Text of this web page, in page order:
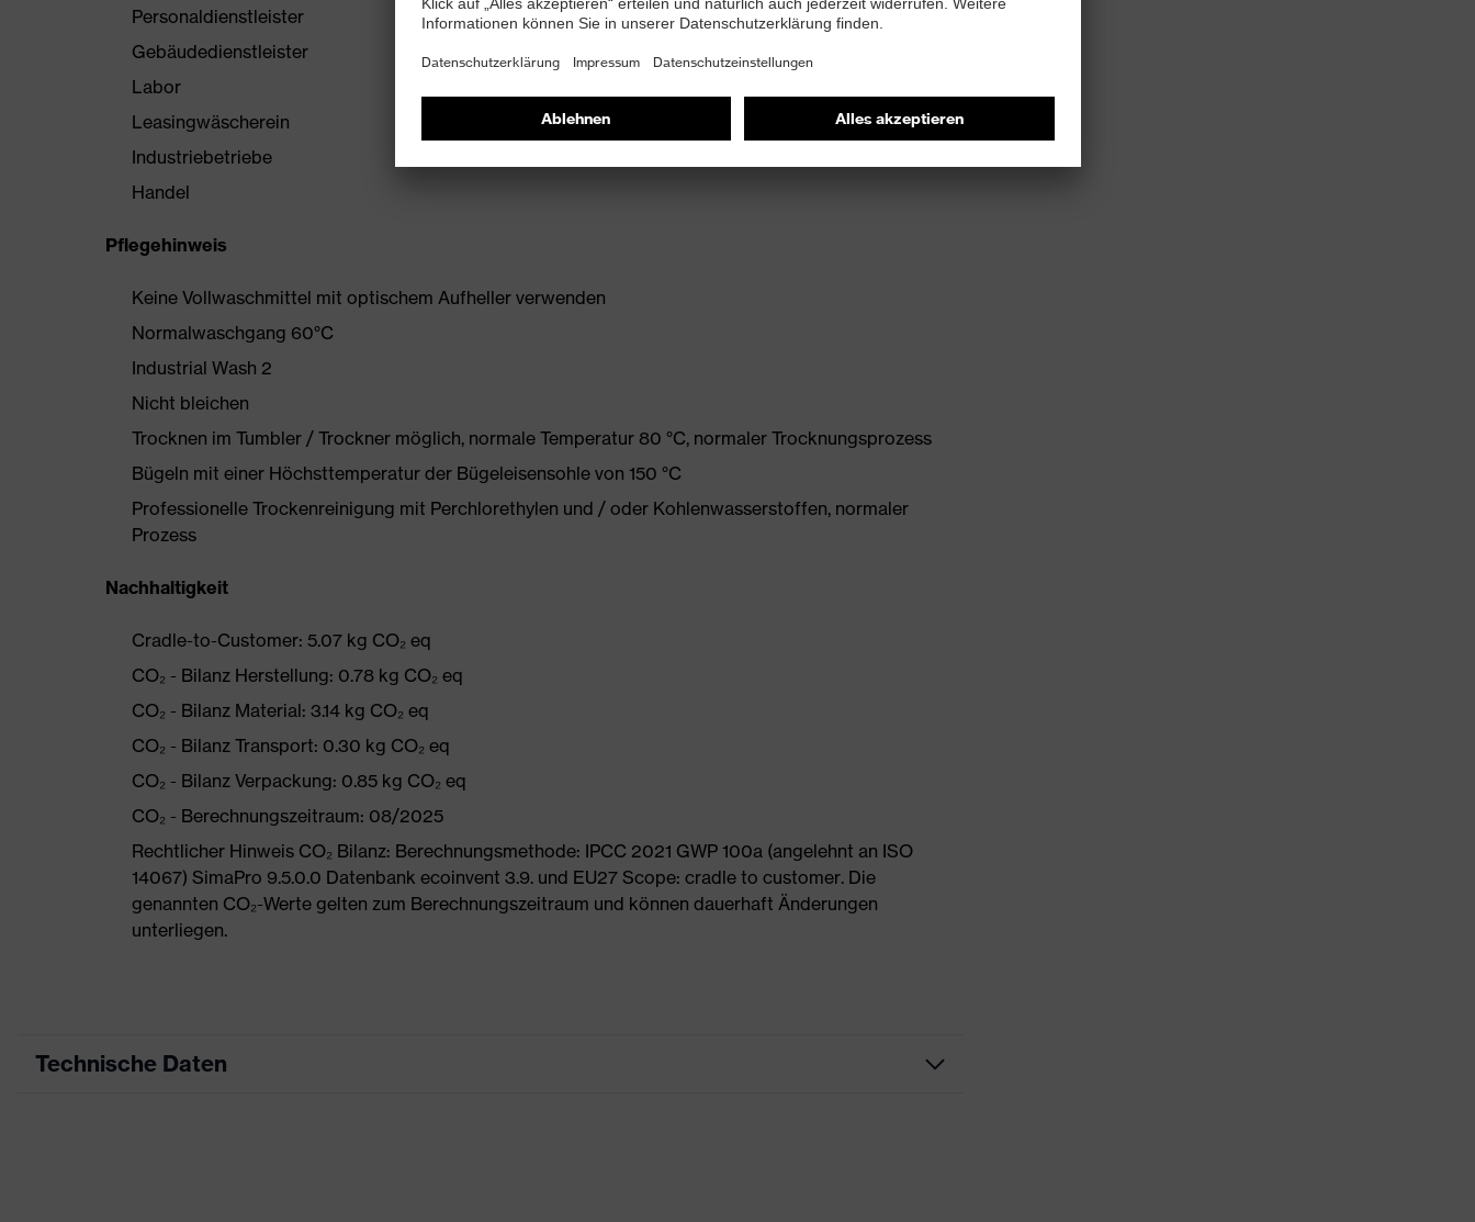
Personaldienstleister
Gebäudedienstleister
Labor
Leasingwäscherein
Industriebetriebe
Handel
Pflegehinweis
Keine Vollwaschmittel mit optischem Aufheller verwenden
Normalwaschgang 60°C
Industrial Wash 2
Nicht bleichen
Trocknen im Tumbler / Trockner möglich, normale Temperatur 80 °C, normaler Trocknungsprozess
Bügeln mit einer Höchsttemperatur der Bügeleisensohle von 150 °C
Professionelle Trockenreinigung mit Perchlorethylen und / oder Kohlenwasserstoffen, normaler
Prozess
Nachhaltigkeit
Cradle-to-Customer: 5.07 kg CO₂ eq
CO₂ - Bilanz Herstellung: 0.78 kg CO₂ eq
CO₂ - Bilanz Material: 3.14 kg CO₂ eq
CO₂ - Bilanz Transport: 0.30 kg CO₂ eq
CO₂ - Bilanz Verpackung: 0.85 kg CO₂ eq
CO₂ - Berechnungszeitraum: 08/2025
Rechtlicher Hinweis CO₂ Bilanz: Berechnungsmethode: IPCC 2021 GWP 100a (angelehnt an ISO
14067) SimaPro 9.5.0.0 Datenbank ecoinvent 3.9. und EU27 Scope: cradle to customer. Die
genannten CO₂-Werte gelten zum Berechnungszeitraum und können dauerhaft Änderungen
unterliegen.
Technische Daten